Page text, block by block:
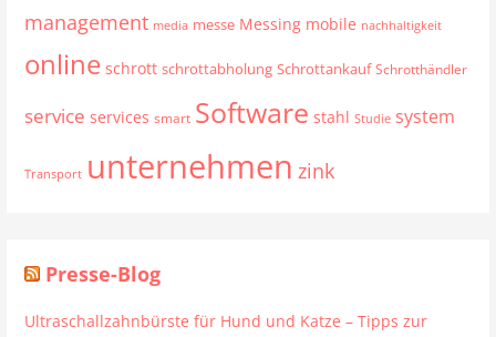
management media messe Messing mobile nachhaltigkeit
online schrott schrottabholung Schrottankauf Schrotthändler
service services smart Software stahl Studie system
Transport unternehmen zink
Presse-Blog
Ultraschallzahnbürste für Hund und Katze – Tipps zur